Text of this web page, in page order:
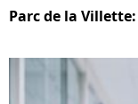
Parc de la